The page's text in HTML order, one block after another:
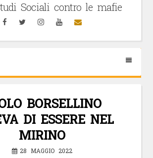
Sociali contro le mafie
FacebookTwitterInstagramYouTubeEmail
BORSELLINO
DI ESSERE NEL
MIRINO
28 MAGGIO 2022